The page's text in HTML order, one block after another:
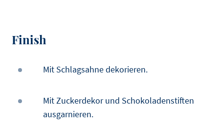
Finish
Mit Schlagsahne dekorieren.
Mit Zuckerdekor und Schokoladenstiften
ausgarnieren.